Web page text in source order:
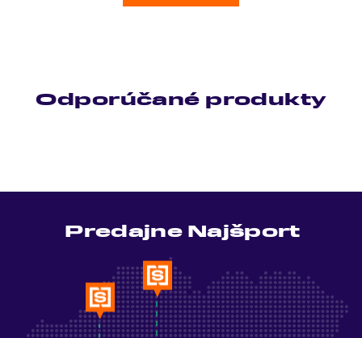
Odporúčané produkty
Predajne Najšport